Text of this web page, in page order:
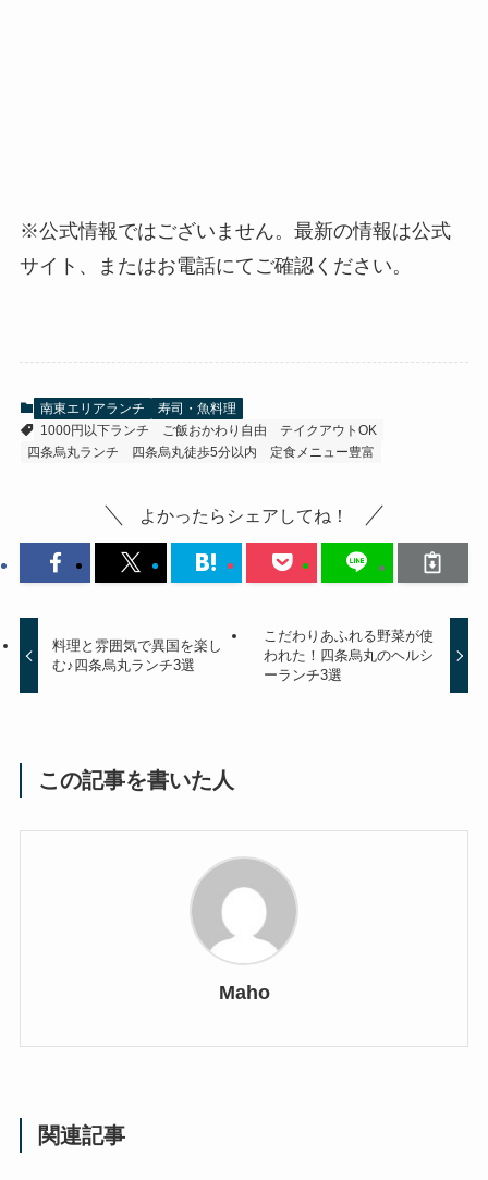
※公式情報ではございません。最新の情報は公式
サイト、またはお電話にてご確認ください。
南東エリアランチ
寿司・魚料理
1000円以下ランチ
ご飯おかわり自由
テイクアウトOK
四条烏丸ランチ
四条烏丸徒歩5分以内 定食メニュー豊富
よかったらシェアしてね！
料理と雰囲気で異国を楽し
む♪四条烏丸ランチ3選
こだわりあふれる野菜が使
われた！四条烏丸のヘルシ
ーランチ3選
この記事を書いた人
Maho
関連記事